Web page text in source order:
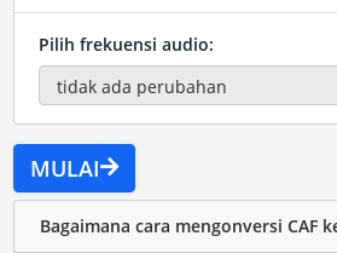
Pilih frekuensi audio:
MULAI
Bagaimana cara mengonversi CAF